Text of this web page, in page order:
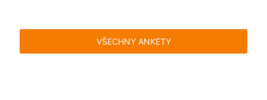
VŠECHNY ANKETY